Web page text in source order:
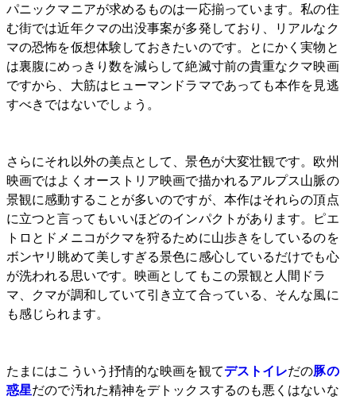
パニックマニアが求めるものは一応揃っています。私の住
む街では近年クマの出没事案が多発しており、リアルなク
マの恐怖を仮想体験しておきたいのです。とにかく実物と
は裏腹にめっきり数を減らして絶滅寸前の貴重なクマ映画
ですから、大筋はヒューマンドラマであっても本作を見逃
すべきではないでしょう。
さらにそれ以外の美点として、景色が大変壮観です。欧州
映画ではよくオーストリア映画で描かれるアルプス山脈の
景観に感動することが多いのですが、本作はそれらの頂点
に立つと言ってもいいほどのインパクトがあります。ピエ
トロとドメニコがクマを狩るために山歩きをしているのを
ボンヤリ眺めて美しすぎる景色に感心しているだけでも心
が洗われる思いです。映画としてもこの景観と人間ドラ
マ、クマが調和していて引き立て合っている、そんな風に
も感じられます。
たまにはこういう抒情的な映画を観てデストイレだの豚の
惑星だので汚れた精神をデトックスするのも悪くはないな